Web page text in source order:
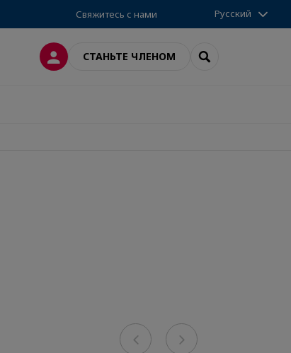
Свяжитесь с нами Русский
ВХОД СТАНЬТЕ ЧЛЕНОМ SEARCH
Previous